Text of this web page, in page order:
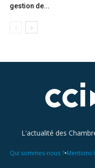
gestion de...
L'actualité des
Qui sommes-nous ?•Mentions